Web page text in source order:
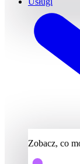
Zobacz, co